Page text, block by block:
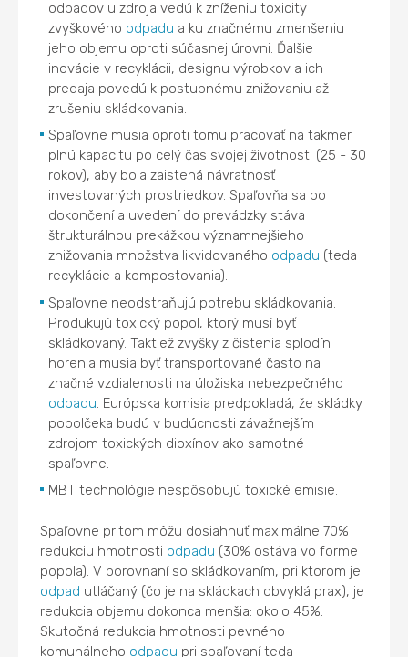
odpadov u zdroja vedú k zníženiu toxicity
zvyškového odpadu a ku značnému zmenšeniu
jeho objemu oproti súčasnej úrovni. Ďalšie
inovácie v recyklácii, designu výrobkov a ich
predaja povedú k postupnému znižovaniu až
zrušeniu skládkovania.
Spaľovne musia oproti tomu pracovať na takmer
plnú kapacitu po celý čas svojej životnosti (25 - 30
rokov), aby bola zaistená návratnosť
investovaných prostriedkov. Spaľovňa sa po
dokončení a uvedení do prevádzky stáva
štrukturálnou prekážkou významnejšieho
znižovania množstva likvidovaného odpadu (teda
recyklácie a kompostovania).
Spaľovne neodstraňujú potrebu skládkovania.
Produkujú toxický popol, ktorý musí byť
skládkovaný. Taktiež zvyšky z čistenia splodín
horenia musia byť transportované často na
značné vzdialenosti na úložiska nebezpečného
odpadu . Európska komisia predpokladá, že skládky
popolčeka budú v budúcnosti závažnejším
zdrojom toxických dioxínov ako samotné
spaľovne.
MBT technológie nespôsobujú toxické emisie.
Spaľovne pritom môžu dosiahnuť maximálne 70%
redukciu hmotnosti odpadu (30% ostáva vo forme
popola). V porovnaní so skládkovaním, pri ktorom je
odpad utláčaný (čo je na skládkach obvyklá prax), je
redukcia objemu dokonca menšia: okolo 45%.
Skutočná redukcia hmotnosti pevného
komunálneho odpadu pri spaľovaní teda